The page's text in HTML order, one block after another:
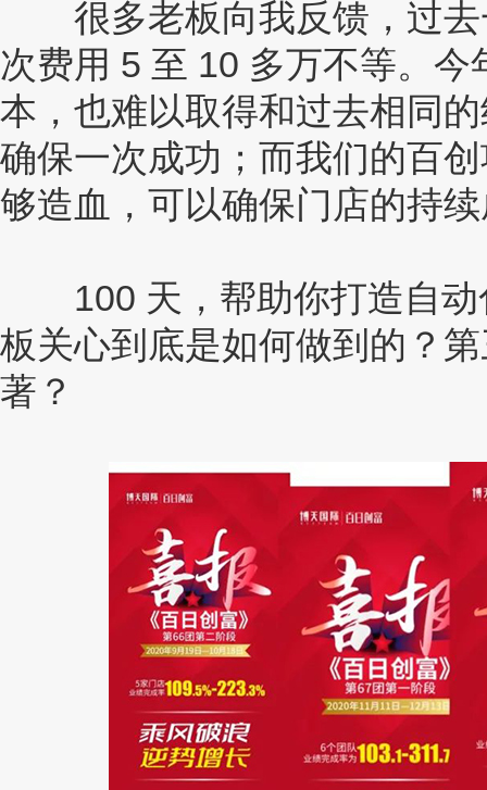
很多老板向我反馈，过去
次费用 5 至 10 多万不等。
本，也难以取得和过去相同
确保一次成功；而我们的百
够造血，可以确保门店的持
100 天，帮助你打造自动
板关心到底是如何做到的？
著？